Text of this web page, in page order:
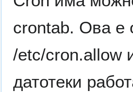
crontab. Ова е
/etc/cron.allow
датотеки